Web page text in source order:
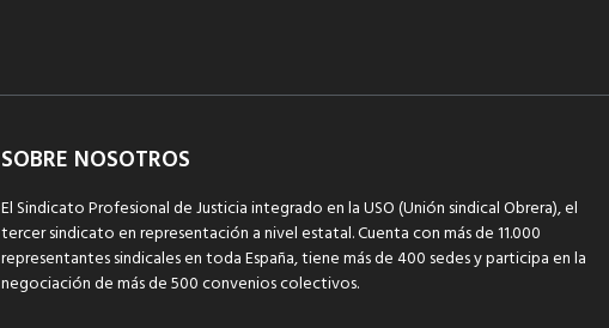
SOBRE NOSOTROS
El Sindicato Profesional de Justicia integrado en la USO (Unión sindical Obrera), el
tercer sindicato en representación a nivel estatal. Cuenta con más de 11.000
representantes sindicales en toda España, tiene más de 400 sedes y participa en la
negociación de más de 500 convenios colectivos.